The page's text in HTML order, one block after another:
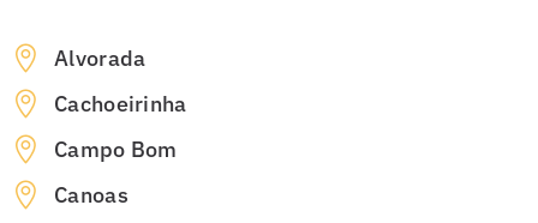
Alvorada
Cachoeirinha
Campo Bom
Canoas